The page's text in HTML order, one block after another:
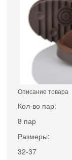
Описание товара
Кол-во пар:
8 пар
Размеры:
32-37